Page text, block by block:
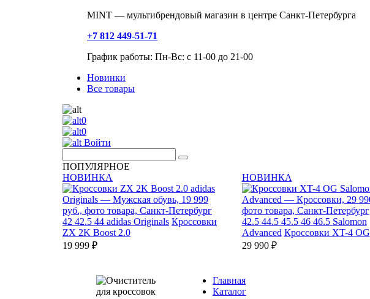
MINT — мультибрендовый магазин в центре Санкт-Петербурга
+7 812 449-51-71
График работы: Пн-Вс: с 11-00 до 21-00
Новинки
Все товары
0
0
Войти
ПОПУЛЯРНОЕ
НОВИНКА
42 42.5 44 adidas Originals Кроссовки
ZX 2K Boost 2.0
19 999 ₽
НОВИНКА
42.5 44.5 45.5 46 46.5 Salomon
Advanced Кроссовки XT-4 OG
29 990 ₽
Главная
Каталог